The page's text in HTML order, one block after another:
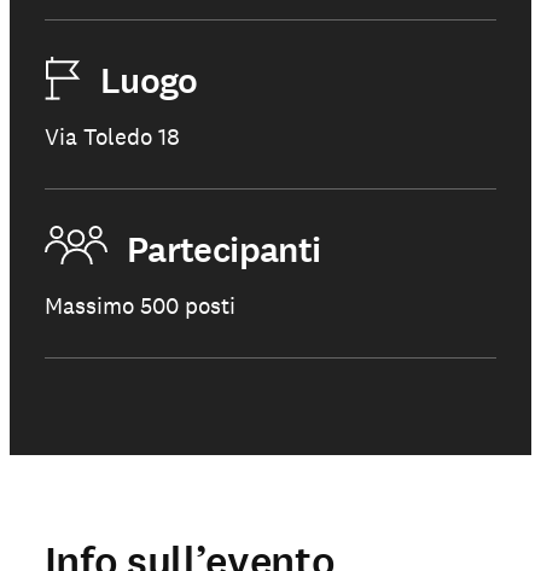
Luogo
Via Toledo 18
Partecipanti
Massimo 500 posti